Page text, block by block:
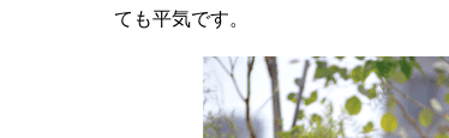
ても平気です。